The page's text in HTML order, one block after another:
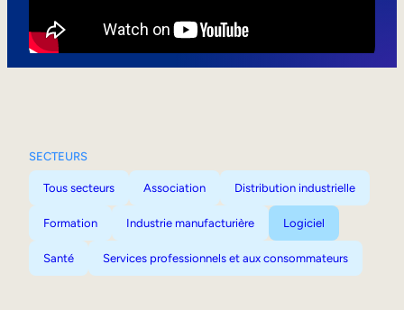
SECTEURS
Tous secteurs Association Distribution industrielle
Formation Industrie manufacturière Logiciel
Santé Services professionnels et aux consommateurs